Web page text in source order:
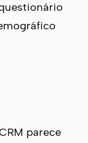
parece